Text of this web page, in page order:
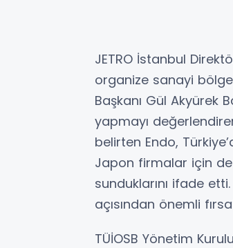
JETRO İstanbul
organize sanayi
Başkanı Gül Akyürek
yapmayı
belirten Endo,
Japon firmalar için de
sunduklarını ifade
açısından önemli
TÜİOSB Yönetim